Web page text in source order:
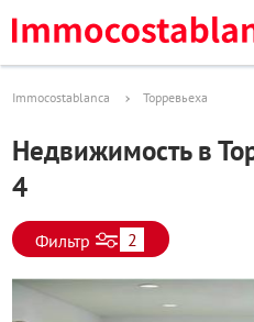
Immocostablanca Торревьеха
Недвижимость в
4
Фильтр 2